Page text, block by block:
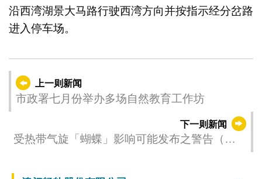
沿西湾湖景大马路行驶西湾方向并按指示经分岔路
进入停车场。
上一则新闻
市政署七月份举办多场自然教育工作坊
下一则新闻
受热带气旋「蝴蝶」影响可能发布之警告（更